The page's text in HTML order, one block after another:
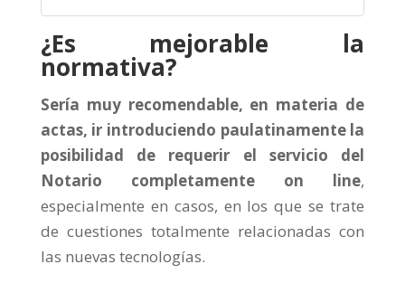
¿Es mejorable la
normativa?
Sería muy recomendable, en materia de
actas, ir introduciendo paulatinamente la
posibilidad de requerir el servicio del
Notario completamente on line,
especialmente en casos, en los que se trate
de cuestiones totalmente relacionadas con
las nuevas tecnologías.